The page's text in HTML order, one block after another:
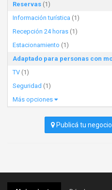
Reservas (1)
Información turística (1)
Recepción 24 horas (1)
Estacionamiento (1)
TV (1)
Seguridad (1)
Más opciones
Publicá tu negocio